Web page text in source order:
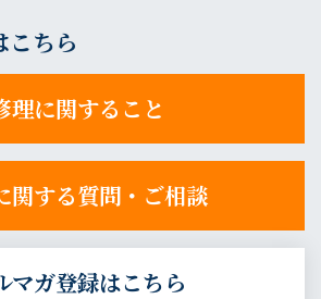
こちら
理に関すること
関する質問・ご相談
マガ登録はこちら